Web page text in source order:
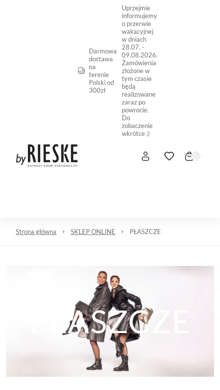
Darmowa
dostawa
na
terenie
Polski od
300zł
Uprzejmie
informujemy
o przerwie
wakacyjnej
w dniach
28.07. -
09.08.2026.
Zamówienia
złożone w
tym czasie
będą
realizowane
zaraz po
powrocie.
Do
zobaczenie
wkrótce :)
Strona główna SKLEP ONLINE PŁASZCZE
PŁASZCZE